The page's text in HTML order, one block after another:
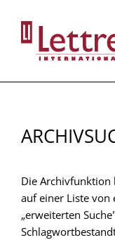
Inhalt
Die Archivfunktion
auf einer Liste von
„erweiterten